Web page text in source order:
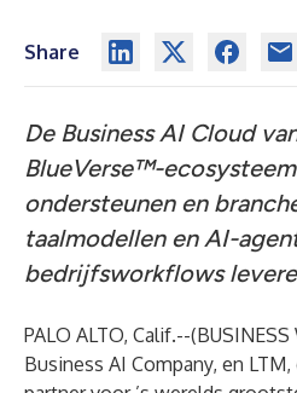
Share
De Business AI Cloud
BlueVerse™-ecosysteem
ondersteunen en
taalmodellen en AI-
bedrijfsworkflows
PALO ALTO, Calif.--(BUSINESS
Business AI Company, en